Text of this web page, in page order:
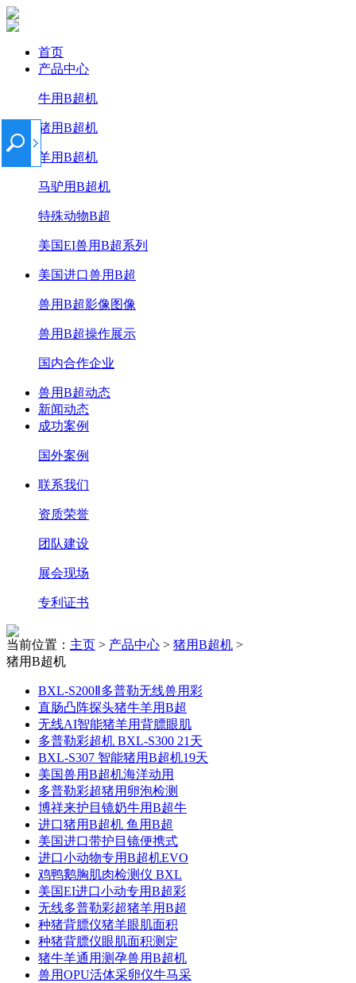
首页
产品中心
牛用B超机
猪用B超机
羊用B超机
马驴用B超机
特殊动物B超
美国EI兽用B超系列
美国进口兽用B超
兽用B超影像图像
兽用B超操作展示
国内合作企业
兽用B超动态
新闻动态
成功案例
国外案例
联系我们
资质荣誉
团队建设
展会现场
专利证书
当前位置： 主页 > 产品中心 > 猪用B超机 >
猪用B超机
BXL-S200Ⅱ多普勒无线兽用彩
直肠凸阵探头猪牛羊用B超
无线AI智能猪羊用背膘眼肌
多普勒彩超机 BXL-S300 21天
BXL-S307 智能猪用B超机19天
美国兽用B超机海洋动用
多普勒彩超猪用卵泡检测
博祥来护目镜奶牛用B超牛
进口猪用B超机 鱼用B超
美国进口带护目镜便携式
进口小动物专用B超机EVO
鸡鸭鹅胸肌肉检测仪 BXL
美国EI进口小动专用B超彩
无线多普勒彩超猪羊用B超
种猪背膘仪猪羊眼肌面积
种猪背膘仪眼肌面积测定
猪牛羊通用测孕兽用B超机
兽用OPU活体采卵仪牛马采